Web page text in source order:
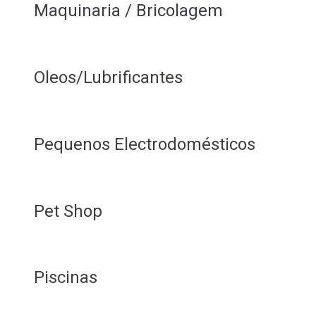
Maquinaria / Bricolagem
Oleos/Lubrificantes
Pequenos Electrodomésticos
Pet Shop
Piscinas